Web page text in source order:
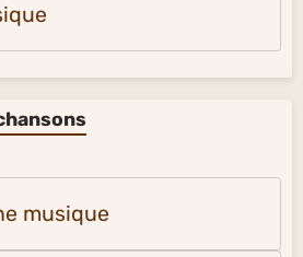
musique